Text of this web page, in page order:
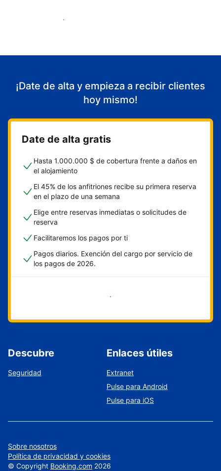
Empieza a recibir clientes
¡Date de alta y empieza a recibir clientes
hoy mismo!
Date de alta gratis
Hasta 1.000.000 $ de cobertura frente a daños en
el alojamiento
El 45% de los anfitriones recibe su primera reserva
en el plazo de una semana
Elige entre reservas inmediatas o solicitudes de
reserva
Facilitaremos los pagos por ti
Pagos diarios. Exención del cargo por servicio de
los pagos de 2026.
Empieza ahora
Descubre
Seguridad
Enlaces útiles
Extranet
Pulse para Android
Pulse para iOS
Sobre nosotros
Política de privacidad y cookies
© Copyright Booking.com 2026